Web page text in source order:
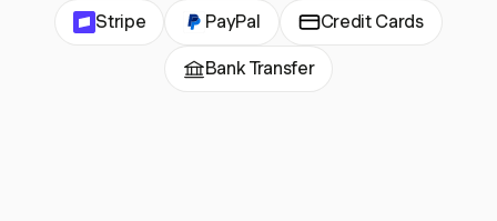
Stripe PayPal Credit Cards
Bank Transfer